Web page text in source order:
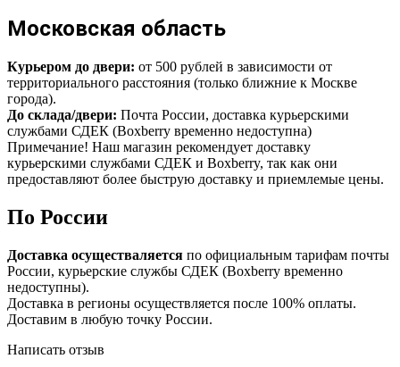
Московская область
Курьером до двери: от 500 рублей в зависимости от
территориального расстояния (только ближние к Москве
города).
До склада/двери: Почта России, доставка курьерскими
службами СДЕК (Boxberry временно недоступна)
Примечание! Наш магазин рекомендует доставку
курьерскими службами СДЕК и Boxberry, так как они
предоставляют более быструю доставку и приемлемые цены.
По России
Доставка осуществаляется по официальным тарифам почты
России, курьерские службы СДЕК (Boxberry временно
недоступны).
Доставка в регионы осуществляется после 100% оплаты.
Доставим в любую точку России.
Написать отзыв